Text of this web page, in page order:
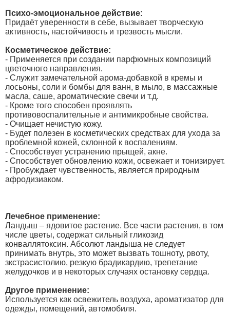
Психо-эмоциональное действие:
Придаёт уверенности в себе, вызывает творческую
активность, настойчивость и трезвость мысли.
Косметическое действие:
- Применяется при создании парфюмных композиций
цветочного направления.
- Служит замечательной арома-добавкой в кремы и
лосьоны, соли и бомбы для ванн, в мыло, в массажные
масла, саше, ароматические свечи и т.д.
- Кроме того способен проявлять
противовоспалительные и антимикробные свойства.
- Очищает нечистую кожу.
- Будет полезен в косметических средствах для ухода за
проблемной кожей, склонной к воспалениям.
- Способствует устранению прыщей, акне.
- Способствует обновлению кожи, освежает и тонизирует.
- Пробуждает чувственность, является природным
афродизиаком.
Лечебное применение:
Ландыш – ядовитое растение. Все части растения, в том
числе цветы, содержат сильный гликозид
конваллятоксин. Абсолют ландыша не следует
принимать внутрь, это может вызвать тошноту, рвоту,
зкстрасистолию, резкую брадикардию, трепетание
желудочков и в некоторых случаях остановку сердца.
Другое применение:
Используется как освежитель воздуха, ароматизатор для
одежды, помещений, автомобиля.